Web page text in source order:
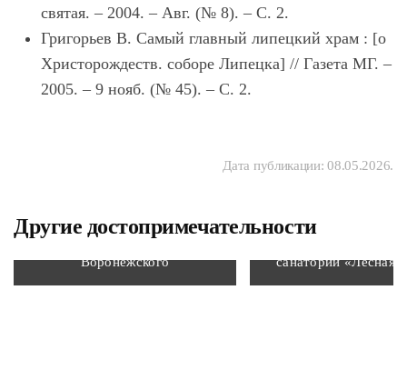
святая. – 2004. – Авг. (№ 8). – С. 2.
Григорьев В. Самый главный липецкий храм : [о
Христорождеств. соборе Липецка] // Газета МГ. –
2005. – 9 нояб. (№ 45). – С. 2.
Дата публикации:08.05.2026.
Другие достопримечательности
свмч. Автонома Италийского,
церковь свт. Митрофана
Воронежского
Липецкий
санаторий «Лесная